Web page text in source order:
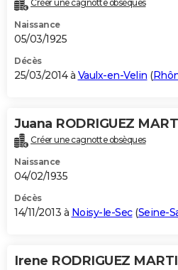
Créer une cagnotte obsèques
Naissance
05/03/1925
Décès
25/03/2014 à Vaulx-en-Velin (
Juana RODRIGUEZ
Créer une cagnotte obsèques
Naissance
04/02/1935
Décès
14/11/2013 à Noisy-le-Sec(Seine-
Irene RODRIGUEZ